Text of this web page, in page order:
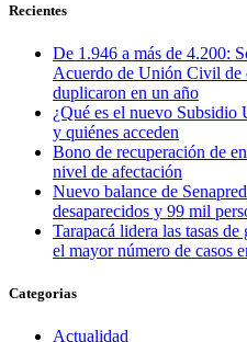
Recientes
De 1.946 a más de 4.200:
Acuerdo de Unión Civil de
duplicaron en un año
¿Qué es el nuevo
y quiénes acceden
Bono de recuperación de
nivel de afectación
Nuevo balance de
desaparecidos y 99 mil
Tarapacá lidera las tasas
el mayor número de casos
Categorias
Actualidad